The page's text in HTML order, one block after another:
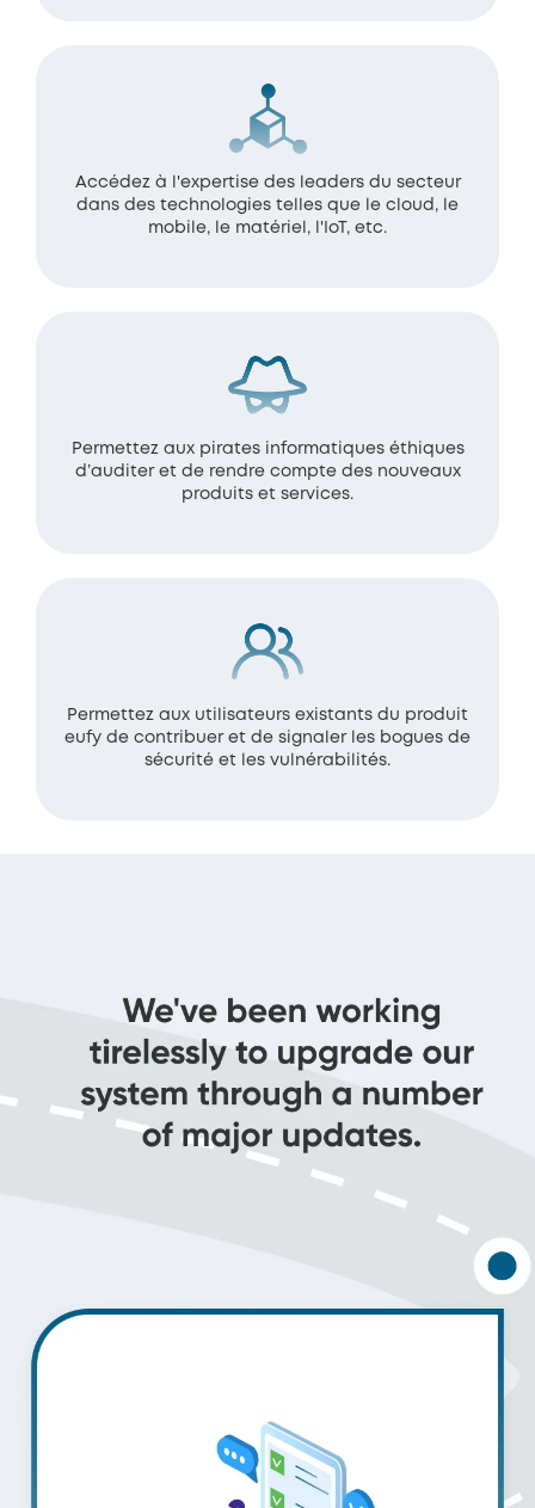
Accédez à l'expertise des leaders du secteur
dans des technologies telles que le cloud, le
mobile, le matériel, l'IoT, etc.
Permettez aux pirates informatiques éthiques
d’auditer et de rendre compte des nouveaux
produits et services.
Permettez aux utilisateurs existants du produit
eufy de contribuer et de signaler les bogues de
sécurité et les vulnérabilités.